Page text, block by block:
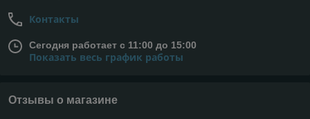
Контакты
Сегодня работает с 11:00 до 15:00
Показать весь график работы
Отзывы о магазине